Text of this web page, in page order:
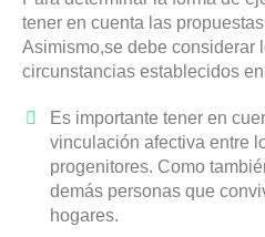
tener en cuenta las
Asimismo,se debe considerar
circunstancias establecidos en
Es importante tener en
vinculación afectiva entre
progenitores. Como
demás personas que
hogares.